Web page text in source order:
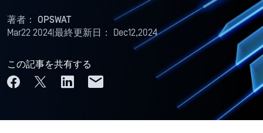
著者： OPSWAT
Mar22 2024 最終更新日： Dec12,2024
この記事を共有する